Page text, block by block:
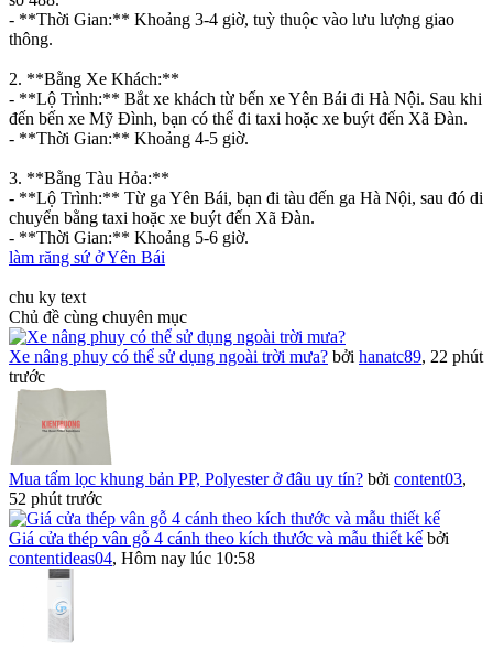
- **Thời Gian:** Khoảng 3-4 giờ, tuỳ thuộc vào lưu lượng giao
thông.
2. **Bằng Xe Khách:**
- **Lộ Trình:** Bắt xe khách từ bến xe Yên Bái đi Hà Nội. Sau khi
đến bến xe Mỹ Đình, bạn có thể đi taxi hoặc xe buýt đến Xã Đàn.
- **Thời Gian:** Khoảng 4-5 giờ.
3. **Bằng Tàu Hỏa:**
- **Lộ Trình:** Từ ga Yên Bái, bạn đi tàu đến ga Hà Nội, sau đó di
chuyển bằng taxi hoặc xe buýt đến Xã Đàn.
- **Thời Gian:** Khoảng 5-6 giờ.
làm răng sứ ở Yên Bái
chu ky text
Chủ đề cùng chuyên mục
Xe nâng phuy có thể sử dụng ngoài trời mưa? bởi hanatc89, 22 phút
trước
Mua tấm lọc khung bản PP, Polyester ở đâu uy tín? bởi content03,
52 phút trước
Giá cửa thép vân gỗ 4 cánh theo kích thước và mẫu thiết kế bởi
contentideas04, Hôm nay lúc 10:58